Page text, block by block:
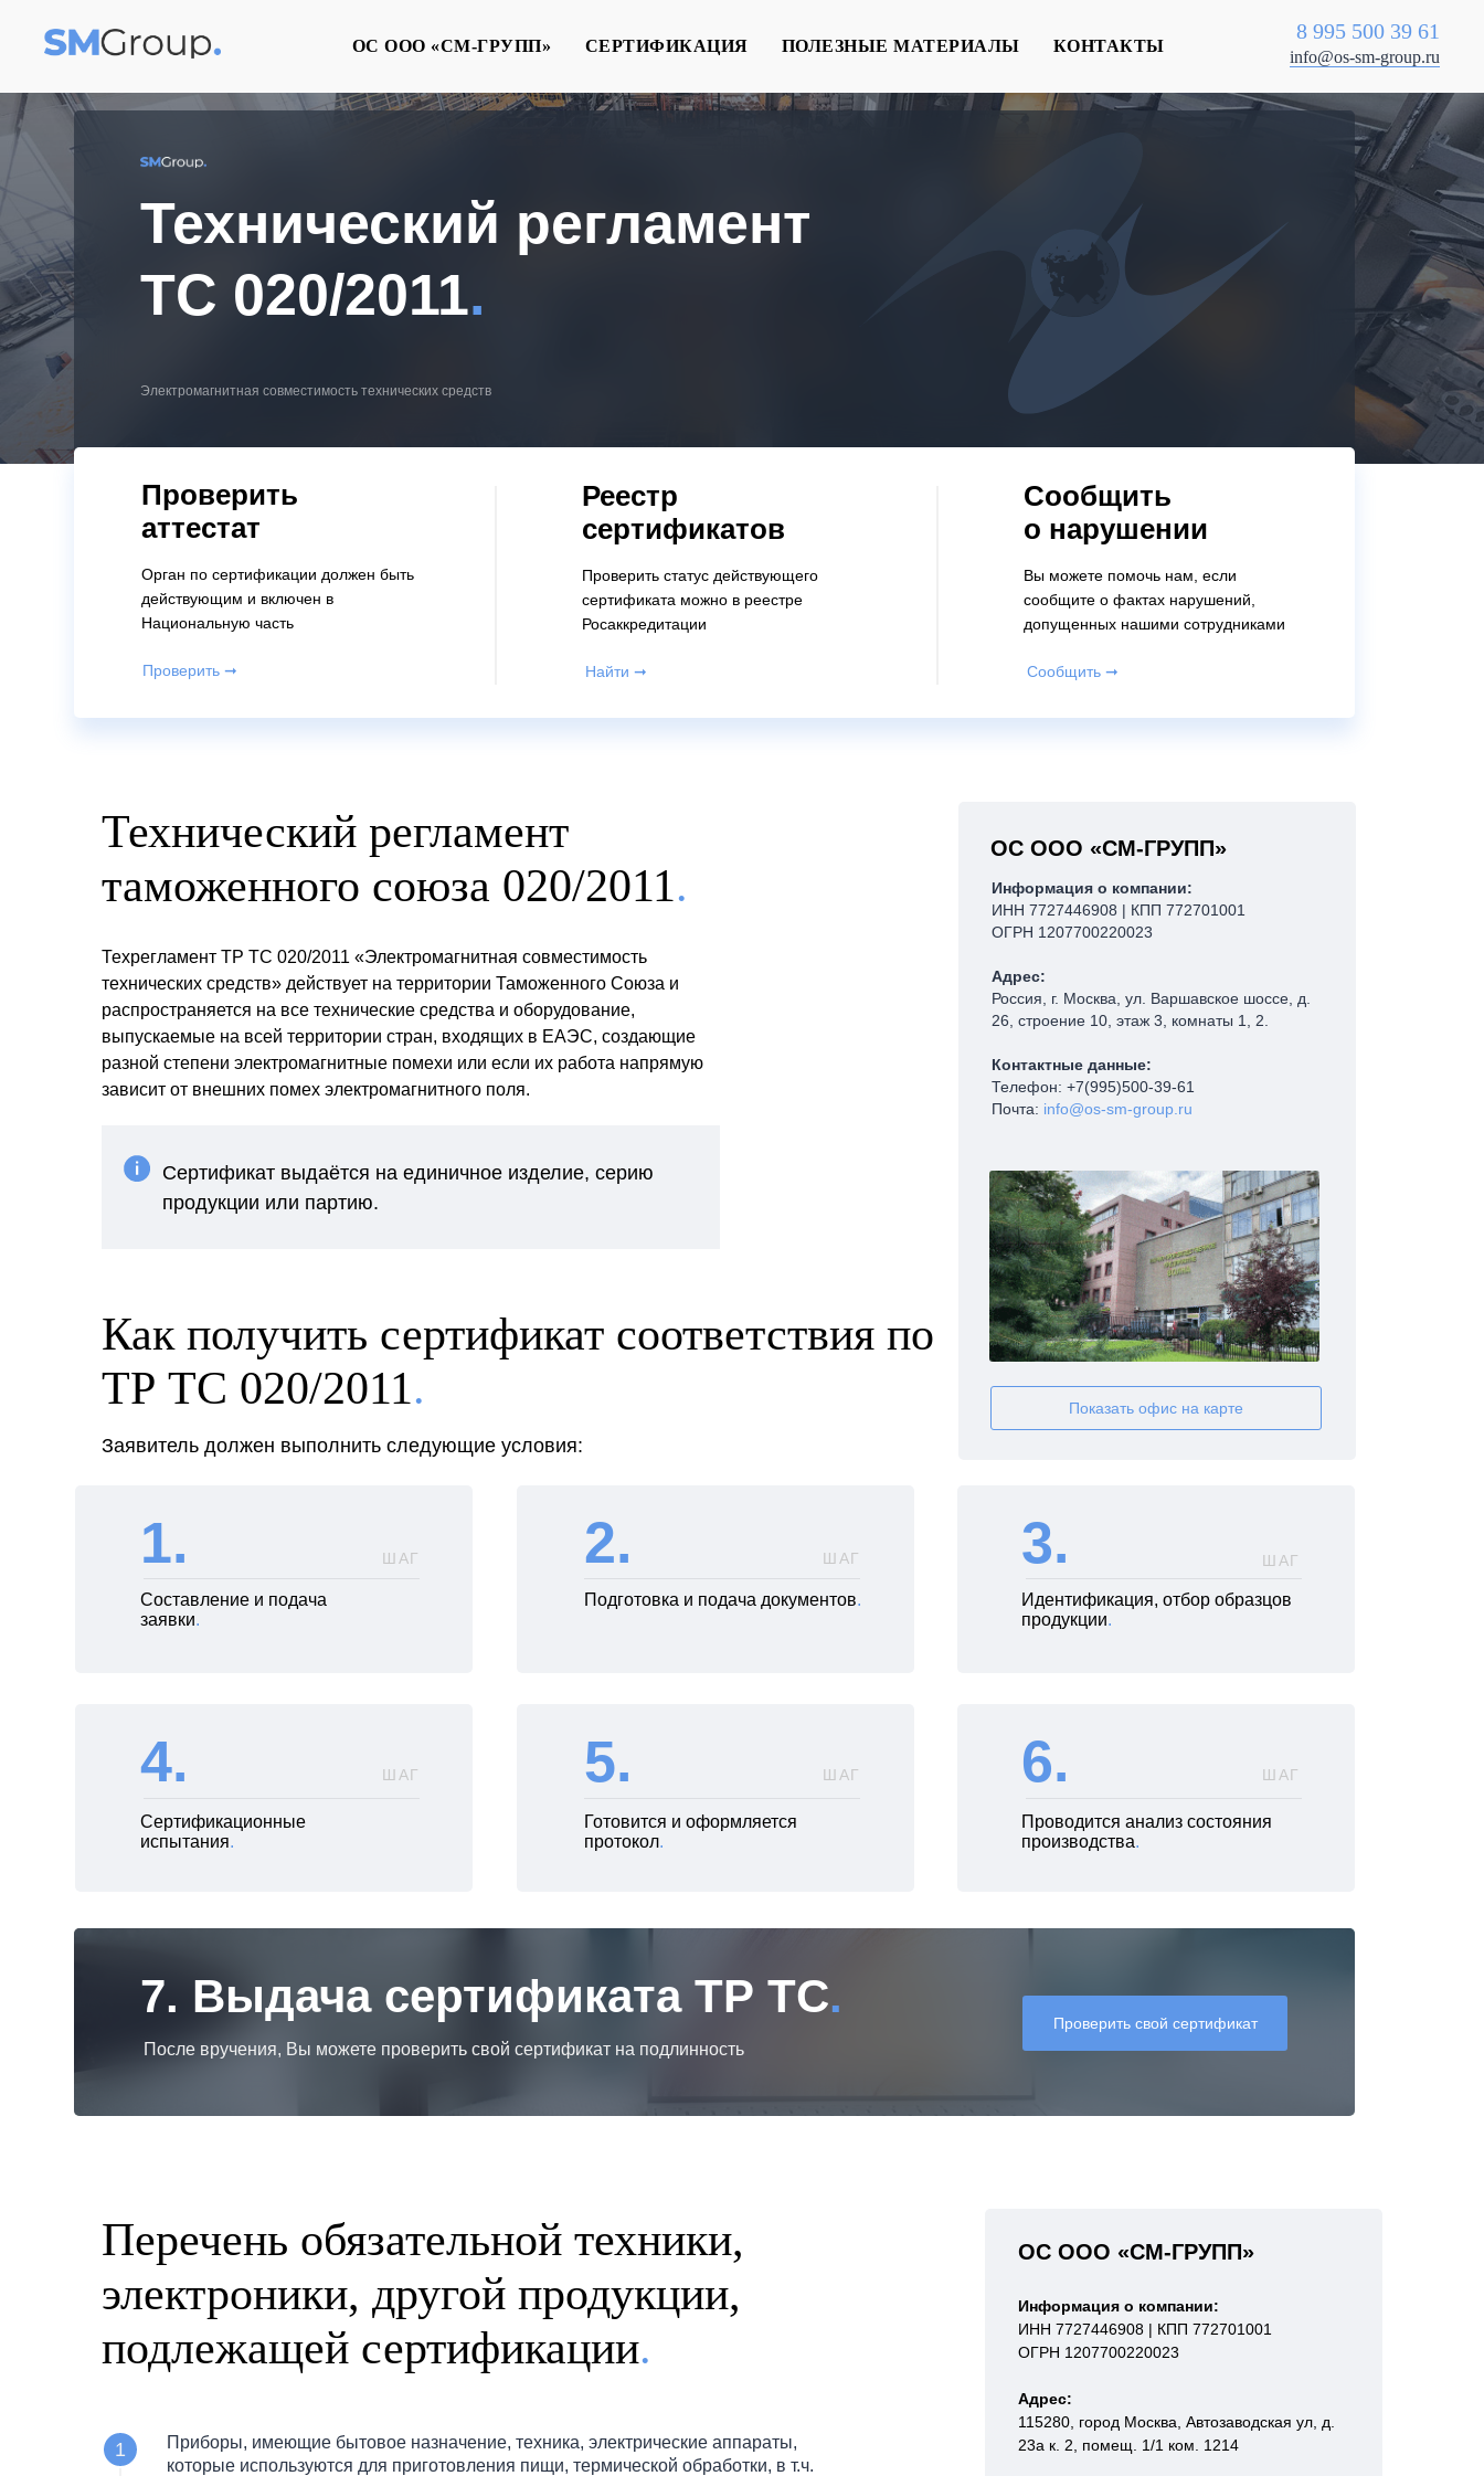
ОС ООО «СМ-ГРУПП» СЕРТИФИКАЦИЯ ПОЛЕЗНЫЕ МАТЕРИАЛЫ КОНТАКТЫ
8 995 500 39 61
info@os-sm-group.ru
Технический регламент
ТС 020/2011.
Электромагнитная совместимость технических средств
Проверить статус действующего
сертификата можно в реестре
Росаккредитации
Орган по сертификации должен быть
действующим и включен в
Национальную часть
Вы можете помочь нам, если
сообщите о фактах нарушений,
допущенных нашими сотрудниками
Сообщить
о нарушении
Реестр
сертификатов
Проверить
аттестат
Проверить ➞ Найти ➞ Сообщить ➞
ОС ООО «СМ-ГРУПП»
Информация о компании:
ИНН 7727446908 | КПП 772701001
ОГРН 1207700220023
Адрес:
Россия, г. Москва, ул. Варшавское шоссе, д.
26, строение 10, этаж 3, комнаты 1, 2.
Контактные данные:
Телефон: +7(995)500-39-61
Почта: info@os-sm-group.ru
Показать офис на карте
Технический регламент
таможенного союза 020/2011.
Техрегламент ТР ТС 020/2011 «Электромагнитная совместимость
технических средств» действует на территории Таможенного Союза и
распространяется на все технические средства и оборудование,
выпускаемые на всей территории стран, входящих в ЕАЭС, создающие
разной степени электромагнитные помехи или если их работа напрямую
зависит от внешних помех электромагнитного поля.
Сертификат выдаётся на единичное изделие, серию
продукции или партию.
Как получить сертификат соответствия по
ТР ТС 020/2011.
Заявитель должен выполнить следующие условия:
Составление и подача
заявки.
Подготовка и подача документов.
Идентификация, отбор образцов
продукции.
Сертификационные
испытания.
Готовится и оформляется
протокол.
Проводится анализ состояния
производства.
7. Выдача сертификата ТР ТС.
1. 2. 3.
4. 5. 6.
ШАГ ШАГ ШАГ
ШАГ ШАГ ШАГ
После вручения, Вы можете проверить свой сертификат на подлинность
Проверить свой сертификат
Информация о компании:
ИНН 7727446908 | КПП 772701001
ОГРН 1207700220023
Адрес:
115280, город Москва, Автозаводская ул, д.
23а к. 2, помещ. 1/1 ком. 1214
ОС ООО «СМ-ГРУПП»
Перечень обязательной техники,
электроники, другой продукции,
подлежащей сертификации.
Приборы, имеющие бытовое назначение, техника, электрические аппараты,
которые используются для приготовления пищи, термической обработки, в т.ч.